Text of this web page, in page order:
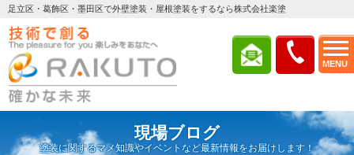
MENU
足立区・葛飾区・墨田区で外壁塗装・屋根塗装をするなら株式会社楽塗
現場ブログ
塗装に関するマメ知識やイベントなど最新情報をお届けします！